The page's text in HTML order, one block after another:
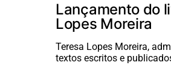
Lançamento do
Lopes Moreira
Teresa Lopes Moreira,
textos escritos e